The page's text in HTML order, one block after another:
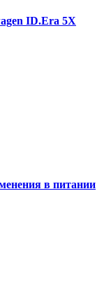
ID.Era 5X
в питании